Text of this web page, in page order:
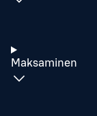
Maksaminen